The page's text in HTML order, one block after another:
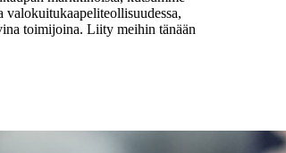
valokuitukaapeliteollisuudessa,
toimijoina. Liity meihin tänään